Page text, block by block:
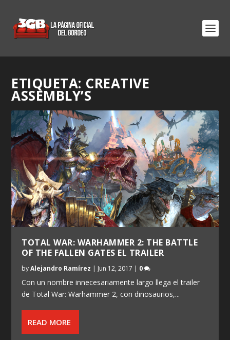
ETIQUETA: CREATIVE
ASSEMBLY’S
TOTAL WAR: WARHAMMER 2: THE BATTLE
OF THE FALLEN GATES EL TRAILER
byAlejandro Ramírez | Jun 12, 2017 | 0
Con un nombre innecesariamente largo llega el trailer
de Total War: Warhammer 2, con dinosaurios,...
READ MORE